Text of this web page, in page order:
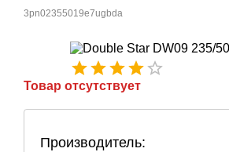
3pn02355019e7ugbda
Товар отсутствует
Производитель: